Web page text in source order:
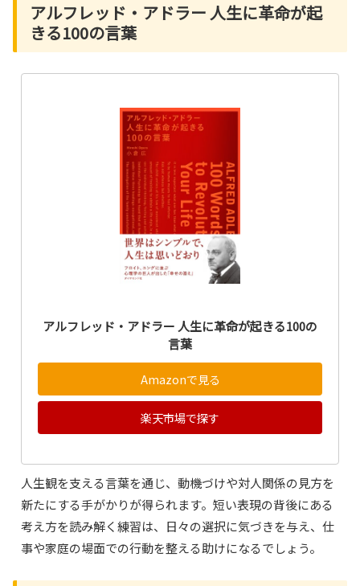
アルフレッド・アドラー 人生に革命が起
きる100の言葉
アルフレッド・アドラー 人生に革命が起きる100の
言葉
Amazonで見る
楽天市場で探す
人生観を支える言葉を通じ、動機づけや対人関係の見方を
新たにする手がかりが得られます。短い表現の背後にある
考え方を読み解く練習は、日々の選択に気づきを与え、仕
事や家庭の場面での行動を整える助けになるでしょう。